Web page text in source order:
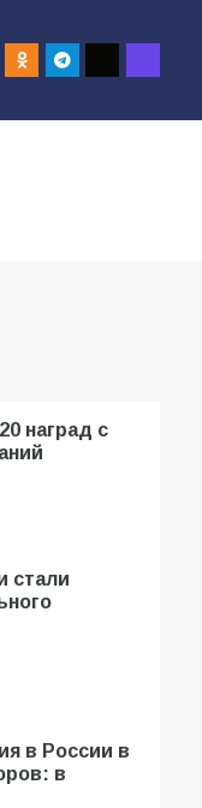
наград с
стали
в России в
в